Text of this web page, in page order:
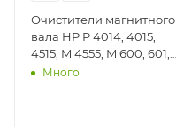
Очистители магнитного
вала HP P 4014, 4015,
4515, M 4555, M 600, 601,
602, 603 (УПАКОВКА 10
Много